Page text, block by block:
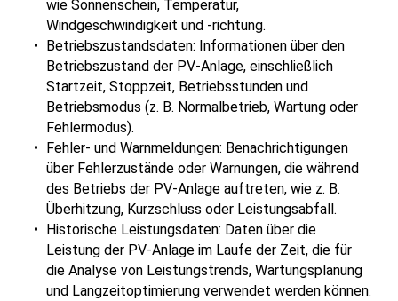
wie Sonnenschein, Temperatur,
Windgeschwindigkeit und -richtung.
Betriebszustandsdaten: Informationen über den
Betriebszustand der PV-Anlage, einschließlich
Startzeit, Stoppzeit, Betriebsstunden und
Betriebsmodus (z. B. Normalbetrieb, Wartung oder
Fehlermodus).
Fehler- und Warnmeldungen: Benachrichtigungen
über Fehlerzustände oder Warnungen, die während
des Betriebs der PV-Anlage auftreten, wie z. B.
Überhitzung, Kurzschluss oder Leistungsabfall.
Historische Leistungsdaten: Daten über die
Leistung der PV-Anlage im Laufe der Zeit, die für
die Analyse von Leistungstrends, Wartungsplanung
und Langzeitoptimierung verwendet werden können.